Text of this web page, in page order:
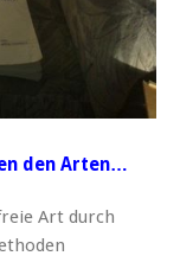
den Arten…
Art durch